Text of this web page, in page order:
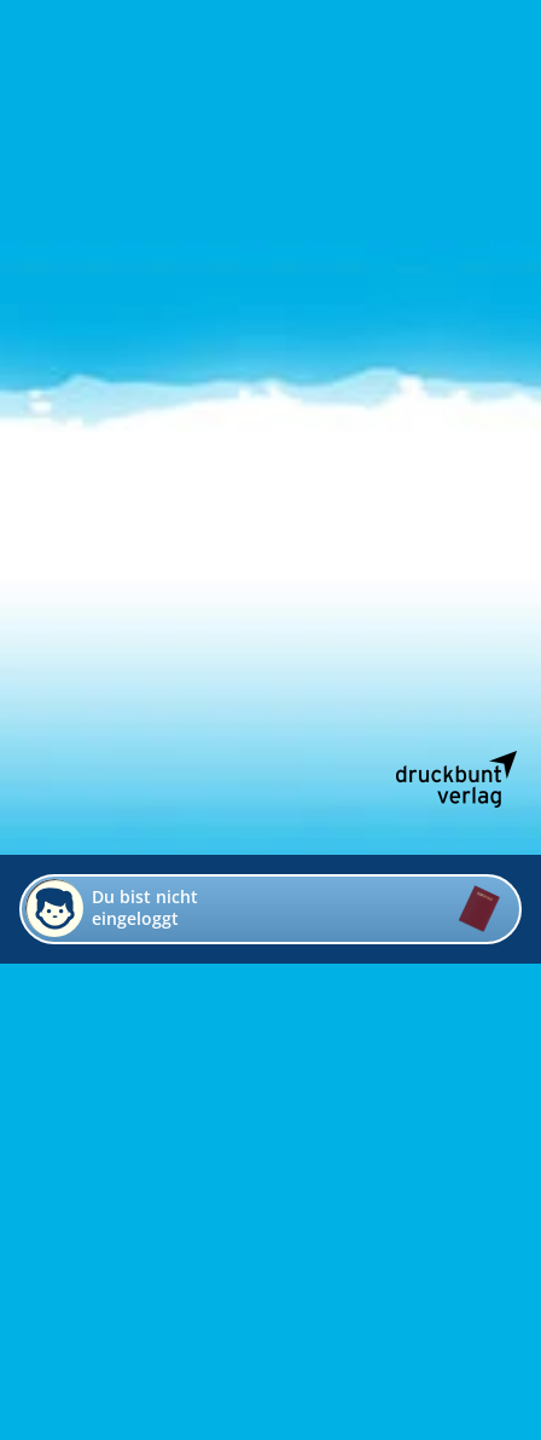
Du bist nicht
eingeloggt